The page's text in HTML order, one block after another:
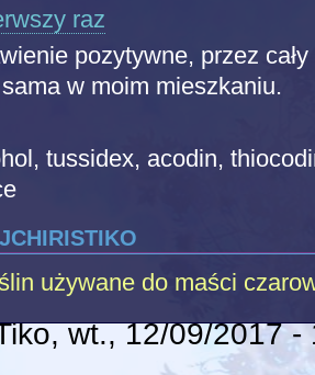
raz
pozytywne, przez
w moim mieszkaniu.
tussidex, acodin,
używane do maści
, wt., 12/09/2017 -